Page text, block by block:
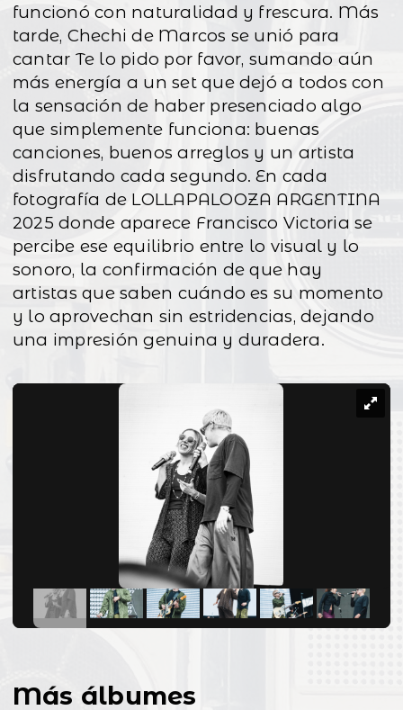
funcionó con naturalidad y frescura. Más
tarde, Chechi de Marcos se unió para
cantar Te lo pido por favor, sumando aún
más energía a un set que dejó a todos con
la sensación de haber presenciado algo
que simplemente funciona: buenas
canciones, buenos arreglos y un artista
disfrutando cada segundo. En cada
fotografía de LOLLAPALOOZA ARGENTINA
2025 donde aparece Francisco Victoria se
percibe ese equilibrio entre lo visual y lo
sonoro, la confirmación de que hay
artistas que saben cuándo es su momento
y lo aprovechan sin estridencias, dejando
una impresión genuina y duradera.
Más álbumes